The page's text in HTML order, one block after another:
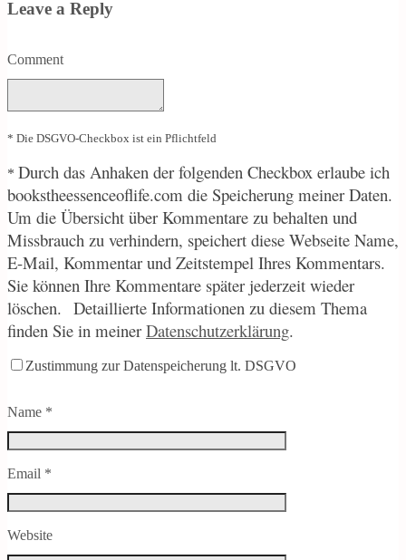
Leave a Reply
Comment
* Die DSGVO-Checkbox ist ein Pflichtfeld
* Durch das Anhaken der folgenden Checkbox erlaube ich
bookstheessenceoflife.com die Speicherung meiner Daten.
Um die Übersicht über Kommentare zu behalten und
Missbrauch zu verhindern, speichert diese Webseite Name,
E-Mail, Kommentar und Zeitstempel Ihres Kommentars.
Sie können Ihre Kommentare später jederzeit wieder
löschen. Detaillierte Informationen zu diesem Thema
finden Sie in meiner Datenschutzerklärung.
Zustimmung zur Datenspeicherung lt. DSGVO
Name *
Email *
Website